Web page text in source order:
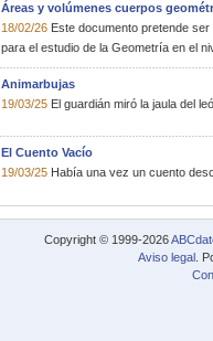
Áreas y volúmenes cuerpos
18/02/26 Este documento pretende
para el estudio de la Geometría en el
Animarbujas
19/03/25 El guardián miró la jaula del
El Cuento Vacío
19/03/25 Había una vez un cuento
Copyright © 1999-2026
Aviso legal .